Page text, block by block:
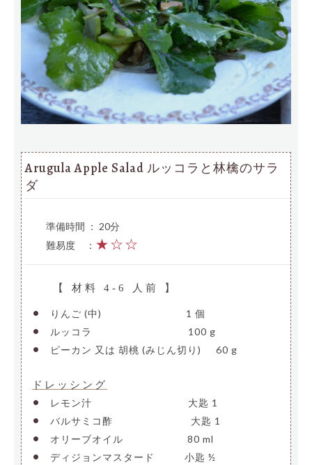
Arugula Apple Salad ルッコラと林檎のサラ
ダ
準備時間 ： 20分
難易度
： ★☆☆
【 材料 4-6 人前 】
• りんご (中) 1 個
• ルッコラ 100 g
• ピーカン 又は 胡桃 (みじん切り) 60 g
ドレッシング
• レモン汁 大匙 1
• バルサミコ酢 大匙 1
• オリーブオイル 80 ml
• ディジョンマスタード 小匙 ½